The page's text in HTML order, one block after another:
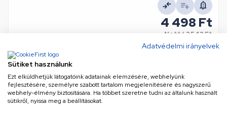
Adatvédelmi irányelvek
Sütiket használunk
Ezt elküldhetjük látogatóink adatainak elemzésére, webhelyünk
fejlesztésére, személyre szabott tartalom megjelenítésére és nagyszerű
webhely-élmény biztosítására. Ha többet szeretne tudni az általunk használt
sütikről, nyissa meg a beállításokat.
4 498 Ft
Nettó3 542 Ft
KOSÁRBA